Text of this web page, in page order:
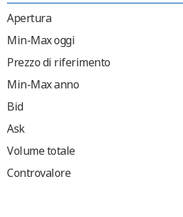
Apertura
Min-Max oggi
Prezzo di riferimento
Min-Max anno
Bid
Ask
Volume totale
Controvalore